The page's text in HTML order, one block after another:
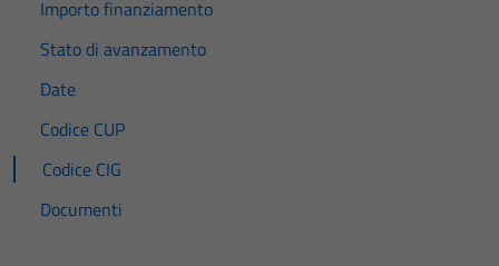
Importo finanziamento
Stato di avanzamento
Date
Codice CUP
Codice CIG
Documenti